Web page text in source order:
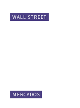
WALL STREET
MERCADOS